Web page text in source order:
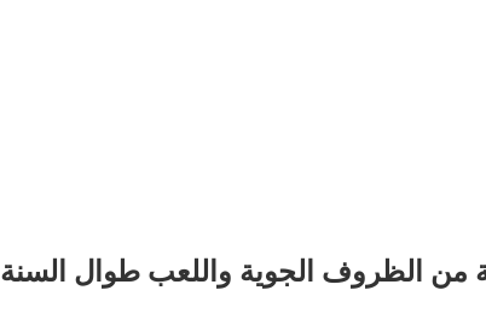
من الظروف الجوية واللعب طوال السنة